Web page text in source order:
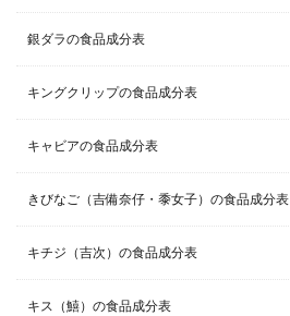
銀ダラの食品成分表
キングクリップの食品成分表
キャビアの食品成分表
きびなご（吉備奈仔・黍女子）の食品成分表
キチジ（吉次）の食品成分表
キス（鱚）の食品成分表